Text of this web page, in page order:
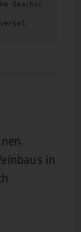
Geschic
in